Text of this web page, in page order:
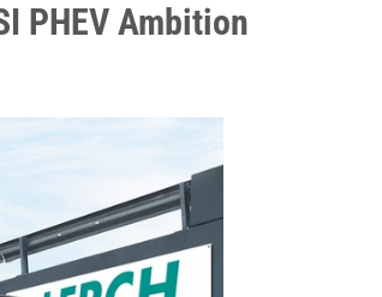
PHEV Ambition